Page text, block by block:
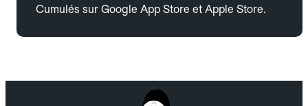
Cumulés sur Google App Store et Apple Store.